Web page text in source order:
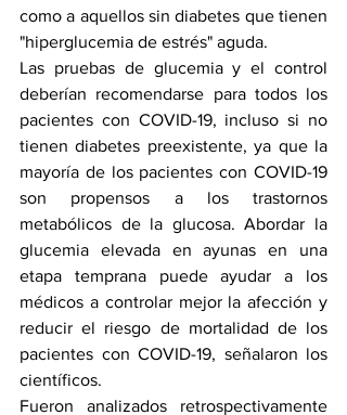
como a aquellos sin diabetes que tienen
"hiperglucemia de estrés" aguda.
Las pruebas de glucemia y el control
deberían recomendarse para todos los
pacientes con COVID-19, incluso si no
tienen diabetes preexistente, ya que la
mayoría de los pacientes con COVID-19
son propensos a los trastornos
metabólicos de la glucosa. Abordar la
glucemia elevada en ayunas en una
etapa temprana puede ayudar a los
médicos a controlar mejor la afección y
reducir el riesgo de mortalidad de los
pacientes con COVID-19, señalaron los
científicos.
Fueron analizados retrospectivamente